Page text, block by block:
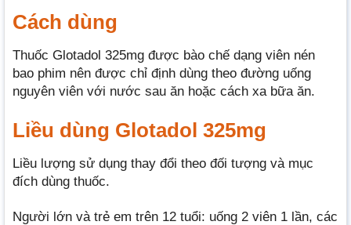
Cách dùng
Thuốc Glotadol 325mg được bào chế dạng viên nén
bao phim nên được chỉ định dùng theo đường uống
nguyên viên với nước sau ăn hoặc cách xa bữa ăn.
Liều dùng Glotadol 325mg
Liều lượng sử dụng thay đổi theo đối tượng và mục
đích dùng thuốc.
Người lớn và trẻ em trên 12 tuổi: uống 2 viên 1 lần, các